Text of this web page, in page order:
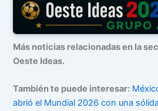
Más noticias relacionadas en la
Oeste Ideas.
También te puede interesar:
abrió el Mundial 2026 con una